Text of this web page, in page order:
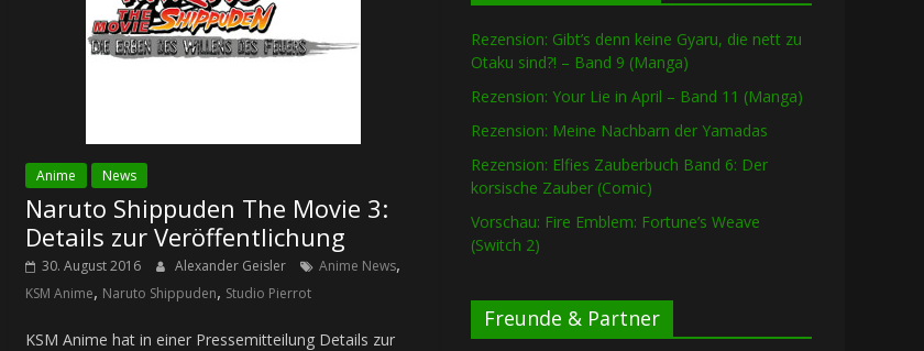
Anime News
Naruto Shippuden The Movie 3:
Details zur Veröffentlichung
30. August 2016 Alexander Geisler Anime News,
KSM Anime, Naruto Shippuden, Studio Pierrot
KSM Anime hat in einer Pressemitteilung Details zur
Rezension: Gibt’s denn keine Gyaru, die nett zu
Otaku sind?! – Band 9 (Manga)
Rezension: Your Lie in April – Band 11 (Manga)
Rezension: Meine Nachbarn der Yamadas
Rezension: Elfies Zauberbuch Band 6: Der
korsische Zauber (Comic)
Vorschau: Fire Emblem: Fortune’s Weave
(Switch 2)
Freunde & Partner